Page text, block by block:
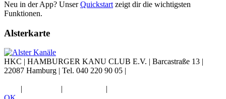
Neu in der App? UnserQuickstart zeigt dir die wichtigsten
Funktionen.
Alsterkarte
HKC | HAMBURGER KANU CLUB E.V. | Barcastraße 13 |
22087 Hamburg | Tel. 040 220 90 05 |
| | |